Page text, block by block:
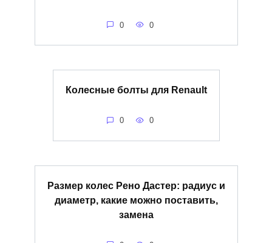
0 0
Колесные болты для Renault
0 0
Размер колес Рено Дастер: радиус и
диаметр, какие можно поставить,
замена